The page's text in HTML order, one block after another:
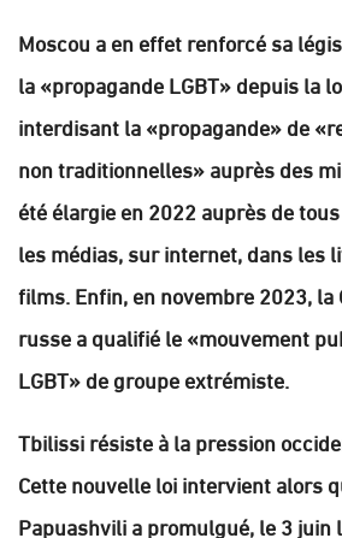
Moscou a en effet renforcé sa
la «propagande LGBT» depuis la
interdisant la «propagande» de
non traditionnelles» auprès des
été élargie en 2022 auprès de
les médias, sur internet, dans les
films. Enfin, en novembre 2023,
russe a qualifié le «mouvement
LGBT» de groupe extrémiste.
Tbilissi résiste à la pression
Cette nouvelle loi intervient alors
Papuashvili a promulgué, le 3